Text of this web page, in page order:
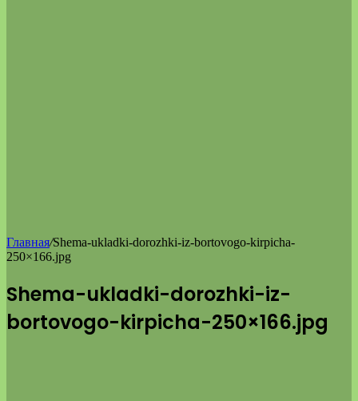
Главная/Shema-ukladki-dorozhki-iz-bortovogo-kirpicha-
250×166.jpg
Shema-ukladki-dorozhki-iz-
bortovogo-kirpicha-250×166.jpg